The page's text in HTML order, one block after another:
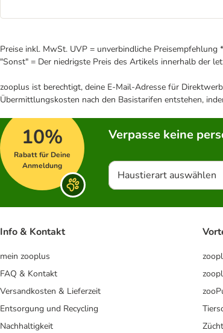
Preise inkl. MwSt. UVP = unverbindliche Preisempfehlung *
"Sonst" = Der niedrigste Preis des Artikels innerhalb der
zooplus ist berechtigt, deine E-Mail-Adresse für
Übermittlungskosten nach den Basistarifen entstehen,
10%
Rabatt für Deine
Anmeldung
Verpasse keine
Haustierart auswählen
Info & Kontakt
mein zooplus
FAQ & Kontakt
Versandkosten & Lieferzeit
Entsorgung und Recycling
Nachhaltigkeit